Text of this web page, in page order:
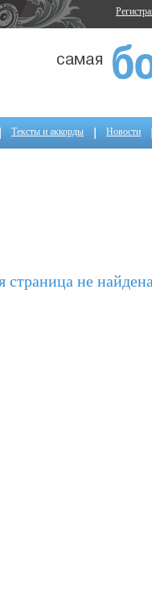
Тексты и аккорды Новости
не